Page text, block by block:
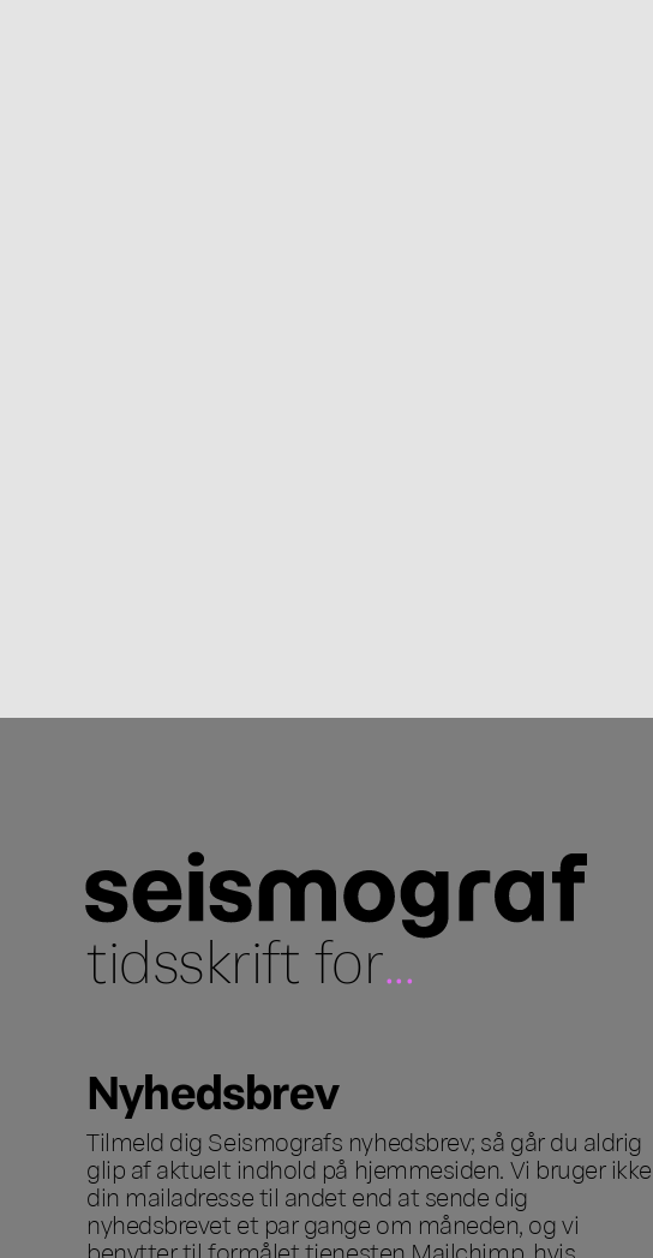
tidsskrift for...
Nyhedsbrev
Tilmeld dig Seismografs nyhedsbrev; så går du aldrig
glip af aktuelt indhold på hjemmesiden. Vi bruger ikke
din mailadresse til andet end at sende dig
nyhedsbrevet et par gange om måneden, og vi
benytter til formålet tjenesten Mailchimp, hvis